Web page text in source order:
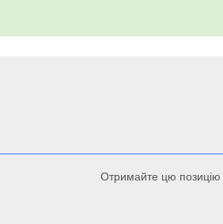
Отримайте цю позицію